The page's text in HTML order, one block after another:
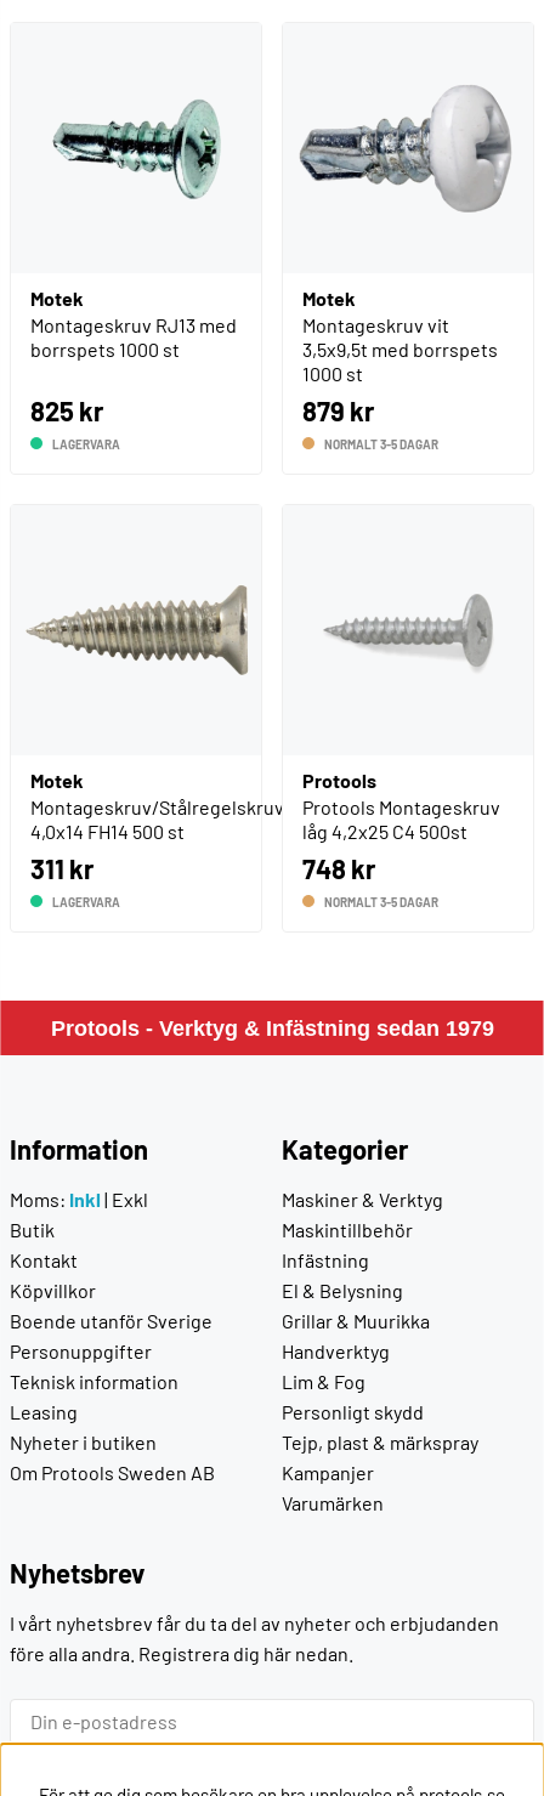
Motek
Montageskruv RJ13 med
borrspets 1000 st
825 kr
LAGERVARA
Motek
Montageskruv vit
3,5x9,5t med borrspets
1000 st
879 kr
NORMALT 3-5 DAGAR
Motek
Montageskruv/Stålregelskruv
4,0x14 FH14 500 st
311 kr
LAGERVARA
Protools
Protools Montageskruv
låg 4,2x25 C4 500st
748 kr
NORMALT 3-5 DAGAR
Protools - Verktyg & Infästning sedan 1979
Information
Moms: Inkl | Exkl
Butik
Kontakt
Köpvillkor
Boende utanför Sverige
Personuppgifter
Teknisk information
Leasing
Nyheter i butiken
Om Protools Sweden AB
Kategorier
Maskiner & Verktyg
Maskintillbehör
Infästning
El & Belysning
Grillar & Muurikka
Handverktyg
Lim & Fog
Personligt skydd
Tejp, plast & märkspray
Kampanjer
Varumärken
Nyhetsbrev
I vårt nyhetsbrev får du ta del av nyheter och erbjudanden
före alla andra. Registrera dig här nedan.